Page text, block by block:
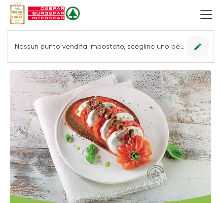
Nessun punto vendita impostato, scegline uno per vedere le offerte. edit